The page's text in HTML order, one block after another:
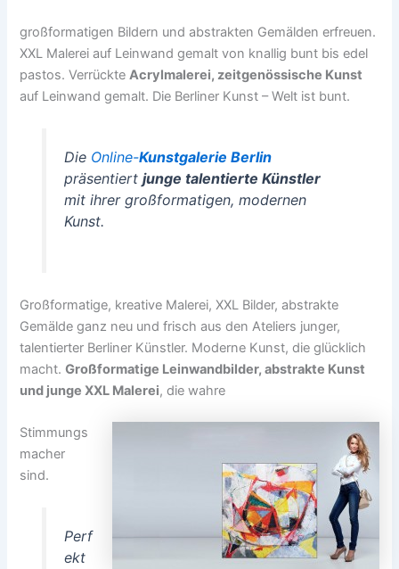
großformatigen Bildern und abstrakten Gemälden erfreuen.
XXL Malerei auf Leinwand gemalt von knallig bunt bis edel
pastos. VerrückteAcrylmalerei, zeitgenössische Kunst
auf Leinwand gemalt. Die Berliner Kunst – Welt ist bunt.
Die Online-Kunstgalerie Berlin
präsentiert junge talentierte Künstler
mit ihrer großformatigen, modernen
Kunst.
Großformatige, kreative Malerei, XXL Bilder, abstrakte
Gemälde ganz neu und frisch aus den Ateliers junger,
talentierter Berliner Künstler. Moderne Kunst, die glücklich
macht.Großformatige Leinwandbilder, abstrakte Kunst
und junge XXL Malerei, die wahre
Stimmungs
macher
sind.
Perf
ekt